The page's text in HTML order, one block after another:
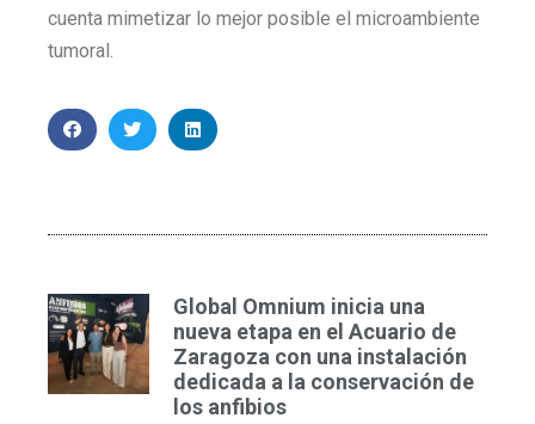
cuenta mimetizar lo mejor posible el microambiente
tumoral.
Global Omnium inicia una
nueva etapa en el Acuario de
Zaragoza con una instalación
dedicada a la conservación de
los anfibios